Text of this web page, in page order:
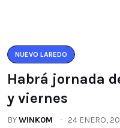
NUEVO LAREDO
Habrá jornada
y viernes
BYWINK0M 24 ENERO,